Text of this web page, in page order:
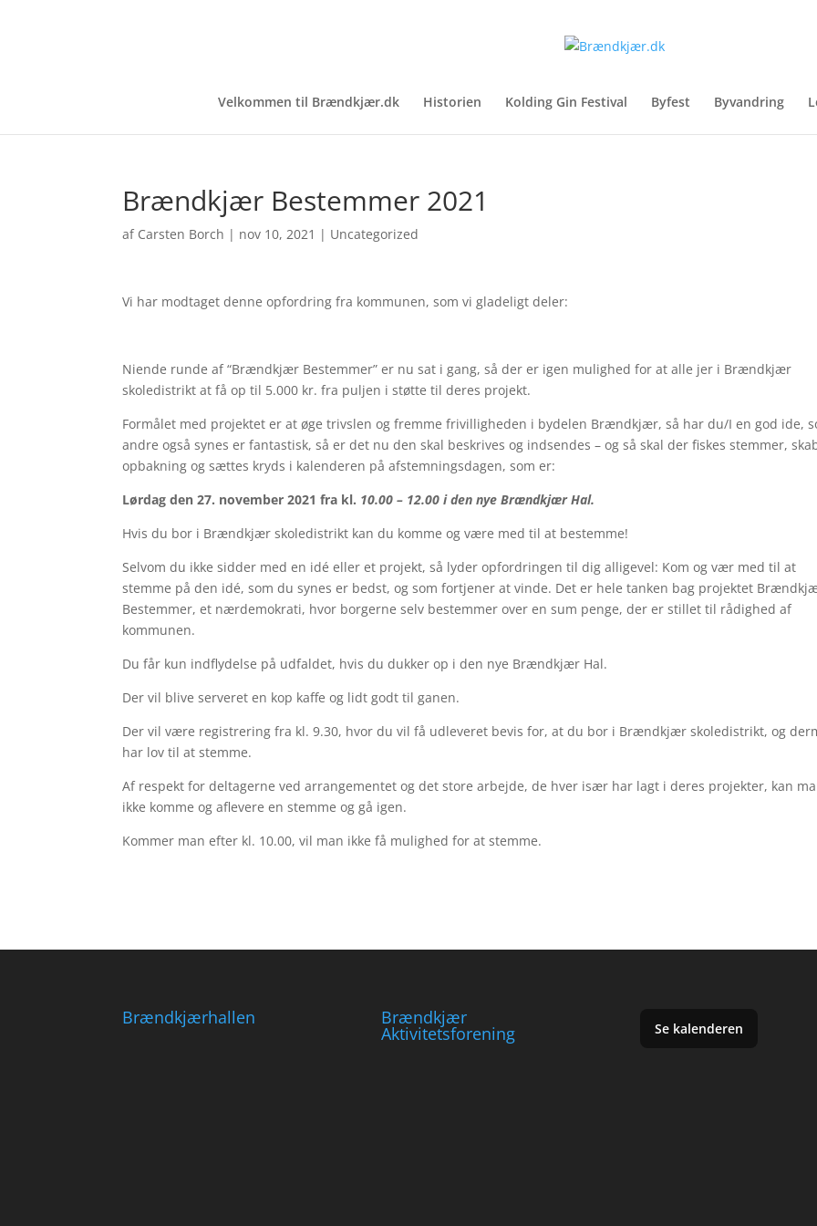
Velkommen til Brændkjær.dk Historien Kolding Gin Festival Byfest Byvandring
Brændkjær Bestemmer 2021
af Carsten Borch | nov 10, 2021 | Uncategorized
Vi har modtaget denne opfordring fra kommunen, som vi gladeligt deler:
Niende runde af “Brændkjær Bestemmer” er nu sat i gang, så der er igen mulighed for at alle jer i Brændkjær
skoledistrikt at få op til 5.000 kr. fra puljen i støtte til deres projekt.
Formålet med projektet er at øge trivslen og fremme frivilligheden i bydelen Brændkjær, så har du/I en god ide,
andre også synes er fantastisk, så er det nu den skal beskrives og indsendes – og så skal der fiskes stemmer,
opbakning og sættes kryds i kalenderen på afstemningsdagen, som er:
Lørdag den 27. november 2021 fra kl. 10.00 – 12.00 i den nye Brændkjær Hal.
Hvis du bor i Brændkjær skoledistrikt kan du komme og være med til at bestemme!
Selvom du ikke sidder med en idé eller et projekt, så lyder opfordringen til dig alligevel: Kom og vær med til at
stemme på den idé, som du synes er bedst, og som fortjener at vinde. Det er hele tanken bag projektet
Bestemmer, et nærdemokrati, hvor borgerne selv bestemmer over en sum penge, der er stillet til rådighed af
kommunen.
Du får kun indflydelse på udfaldet, hvis du dukker op i den nye Brændkjær Hal.
Der vil blive serveret en kop kaffe og lidt godt til ganen.
Der vil være registrering fra kl. 9.30, hvor du vil få udleveret bevis for, at du bor i Brændkjær skoledistrikt, og
har lov til at stemme.
Af respekt for deltagerne ved arrangementet og det store arbejde, de hver især har lagt i deres projekter, kan
ikke komme og aflevere en stemme og gå igen.
Kommer man efter kl. 10.00, vil man ikke få mulighed for at stemme.
Brændkjærhallen Brændkjær
Aktivitetsforening Se kalenderen